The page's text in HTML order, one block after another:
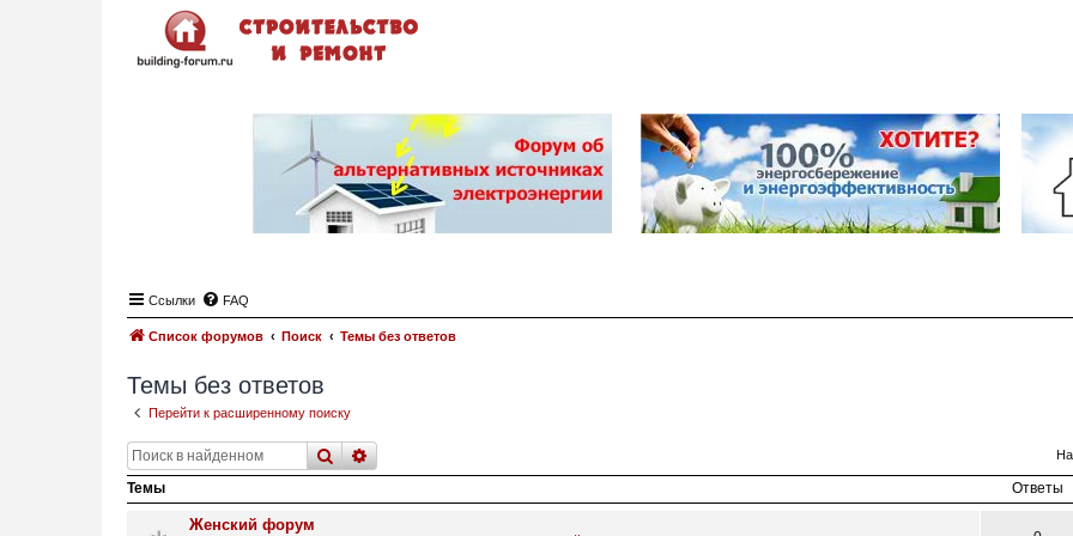
Ссылки FAQ
Список форумов Поиск Темы без ответов
Темы без ответов
Перейти к расширенному поиску
поискрасширенный
Темы Ответы
Женский форум